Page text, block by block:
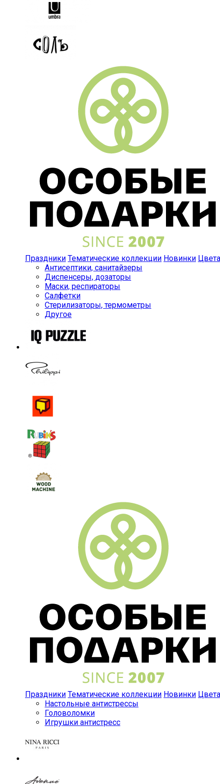
Праздники Тематические коллекции Новинки Цвета
Антисептики, санитайзеры
Диспенсеры, дозаторы
Маски, респираторы
Салфетки
Стерилизаторы, термометры
Другое
Праздники Тематические коллекции Новинки Цвета
Настольные антистрессы
Головоломки
Игрушки антистресс